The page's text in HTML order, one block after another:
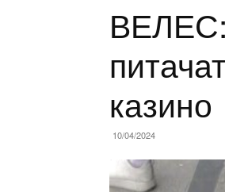
ВЕЛЕС:
казино
10/04/2024